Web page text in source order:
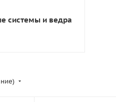
системы и ведра